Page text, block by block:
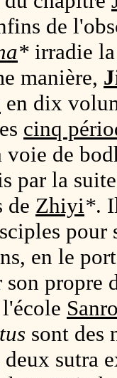
de
* irradie
manière,
en dix
cinq
de
par la
de Zhiyi*.
en le
son propre
sont des
sutra